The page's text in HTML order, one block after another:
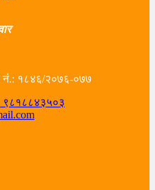
नं‌.: १८४६/२०७६-०७७
९८१८८४३५०३